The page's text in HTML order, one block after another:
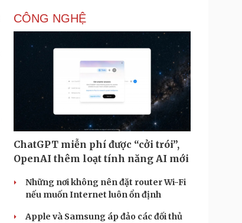
CÔNG NGHỆ
ChatGPT miễn phí được “cởi trói”,
OpenAI thêm loạt tính năng AI mới
Những nơi không nên đặt router Wi-Fi
nếu muốn Internet luôn ổn định
Apple và Samsung áp đảo các đối thủ